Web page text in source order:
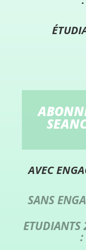
AVEC
SANS
ETUDIANTS